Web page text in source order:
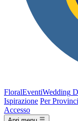
FloralEventiWedding
Ispirazione Per
Accesso